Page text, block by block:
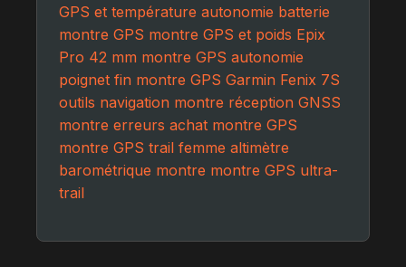
GPS et température autonomie batterie
montre GPS montre GPS et poids Epix
Pro 42 mm montre GPS autonomie
poignet fin montre GPS Garmin Fenix 7S
outils navigation montre réception GNSS
montre erreurs achat montre GPS
montre GPS trail femme altimètre
barométrique montre montre GPS ultra-
trail